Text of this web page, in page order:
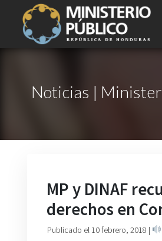
Noticias |
MP y DINAF
derechos en
Publicado el 10 febrero, 2018 |